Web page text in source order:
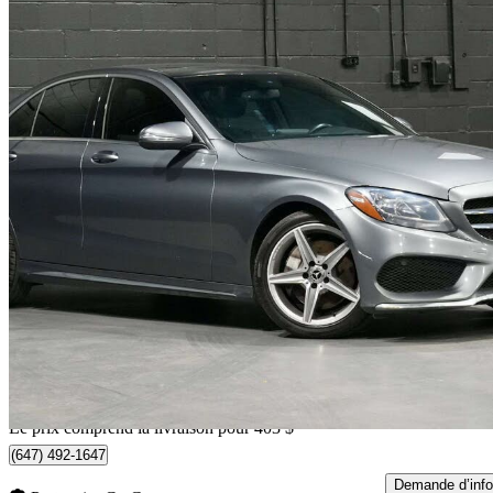
2017 Mercedes-Benz C-Class
C 300 4MATIC
13 301 $ Bonne
Livraison à domicile de Vaughan, ON
Le prix comprend la livraison pour 403 $
(647) 492-1647
Demande d’info